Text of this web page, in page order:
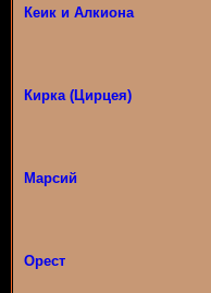
Кеик и Алкиона
Кирка (Цирцея)
Марсий
Орест